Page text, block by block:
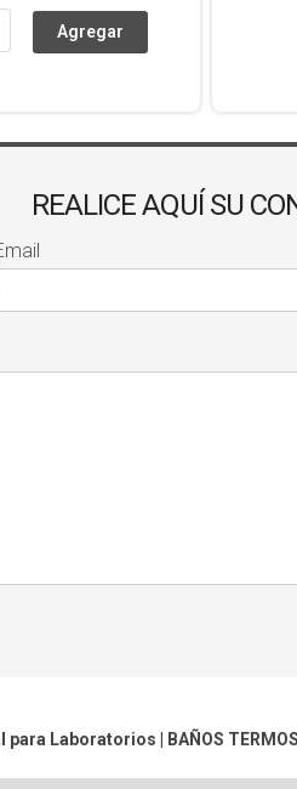
REALICE AQUÍ SU
para Laboratorios | BAÑOS